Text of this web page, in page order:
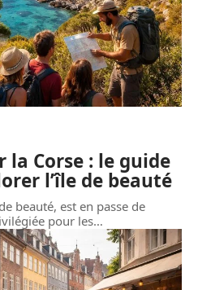
la Corse : le guide
l’île de beauté
beauté, est en passe de
pour les…